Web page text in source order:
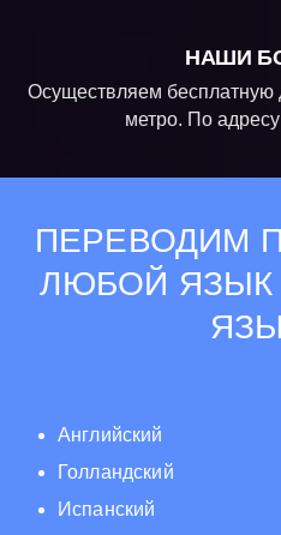
НАШИ
Осуществляем бесплатную
метро. По
ПЕРЕВОДИМ
ЛЮБОЙ ЯЗЫК
Английский
Голландский
Испанский